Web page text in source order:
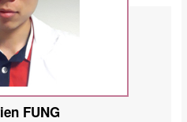
FUNG